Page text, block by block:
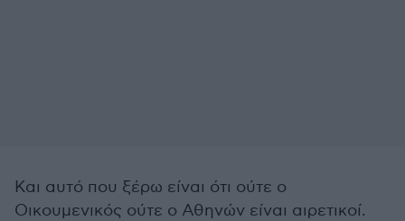
Και αυτό που ξέρω είναι ότι ούτε ο
Οικουμενικός ούτε ο Αθηνών είναι αιρετικοί.